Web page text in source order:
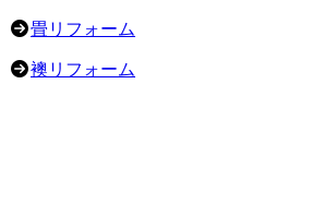
畳リフォーム
襖リフォーム